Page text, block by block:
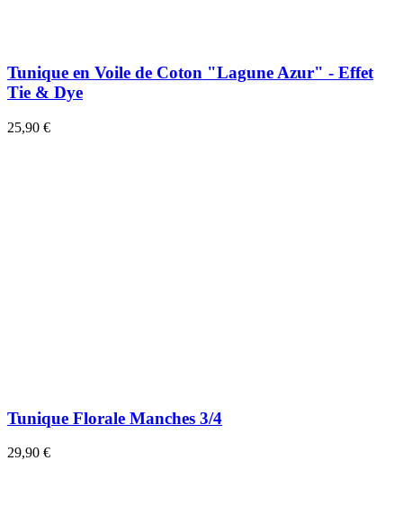
Tunique en Voile de Coton "Lagune Azur" - Effet
Tie & Dye
25,90 €
Tunique Florale Manches 3/4
29,90 €